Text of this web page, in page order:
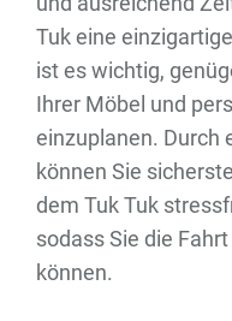
Tuk eine
ist es wichtig,
Ihrer Möbel und
einzuplanen. Durch
können Sie
dem Tuk Tuk
sodass Sie die
können.